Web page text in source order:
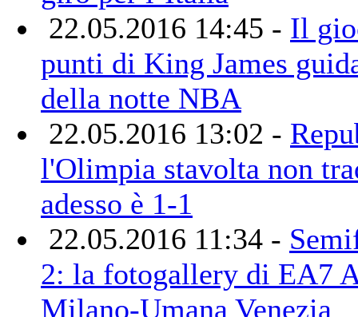
22.05.2016 14:45 - Il
punti di King James
della notte NBA
22.05.2016 13:02 -
l'Olimpia stavolta non
adesso è 1-1
22.05.2016 11:34 -
2: la fotogallery di EA7
Milano-Umana Venezia